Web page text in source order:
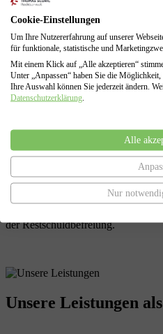
Im Anschluss an die
nach § 305 InsO gesetzlich
Schuldenbereinigungsversuch
Gläubigern dar, dass Sie ihre
können.
Falls eine außergerichtliche
erstellen wir auf Grundlage aller
Antrag auf Eröffnung der
Regelinsolvenz) , sowie den
Darüber hinaus vertreten wir Sie in
der Restschuldbefreiung.
Unsere Leistungen
Cookie-Einstellungen
Um Ihre Nutzererfahrung auf unserer
für funktionale, statistische und
Mit einem Klick auf „Alle akzeptieren“
Unter „Anpassen“ haben Sie die
Ihre Auswahl können Sie jederzeit ändern.
Datenschutzerklärung
Alle
Nur